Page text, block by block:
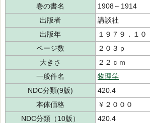
巻の書名
1908～1914
出版者
講談社
出版年
１９７９．１０
ページ数
２０３ｐ
大きさ
２２ｃｍ
一般件名
物理学
NDC分類(9版)
420.4
本体価格
￥２０００
NDC分類（10版）
420.4